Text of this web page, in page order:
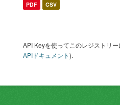
PDF CSV
API Keyを使ってこのレジストリ
APIドキュメント).